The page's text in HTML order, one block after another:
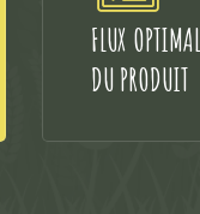
FLUX OPTIMAL
DU PRODUIT